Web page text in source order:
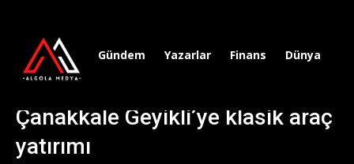
Gündem Yazarlar Finans Dünya
Çanakkale Geyikli’ye klasik araç
yatırımı